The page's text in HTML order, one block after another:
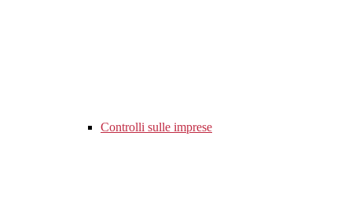
Controlli sulle imprese